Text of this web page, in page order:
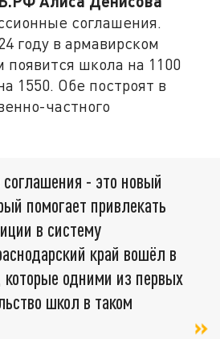
соглашения.
году в армавирском
появится школа на 1100
1550. Обе построят в
частного
- это новый
помогает привлекать
в систему
край вошёл в
которые одними из первых
школ в таком